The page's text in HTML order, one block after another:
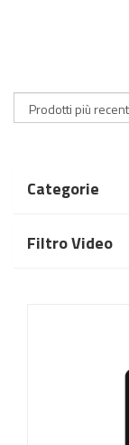
Categorie
Filtro Video